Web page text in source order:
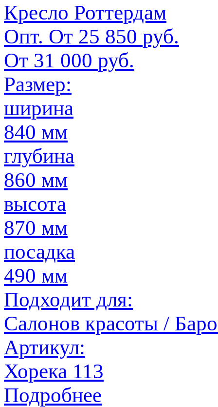
Кресло Роттердам
Опт. От 25 850 руб.
От 31 000 руб.
Размер:
ширина
840 мм
глубина
860 мм
высота
870 мм
посадка
490 мм
Подходит для:
Салонов красоты /
Артикул:
Хорека 113
Подробнее